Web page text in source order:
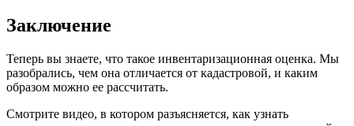
Заключение
Теперь вы знаете, что такое инвентаризационная оценка. Мы
разобрались, чем она отличается от кадастровой, и каким
образом можно ее рассчитать.
Смотрите видео, в котором разъясняется, как узнать